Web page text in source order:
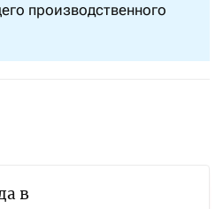
производственного
в